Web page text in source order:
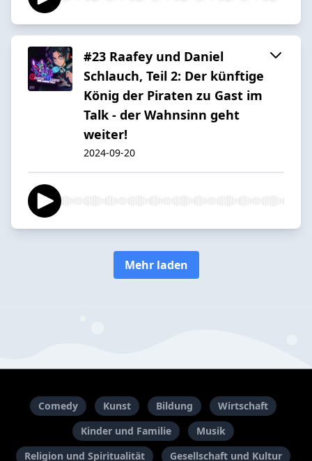
#23 Raafey und Daniel
Schlauch, Teil 2: Der künftige
König der Piraten zu Gast im
Talk - der Wahnsinn geht
weiter!
2024-09-20
Mehr laden
Comedy Kunst Bildung
Wirtschaft
Kinder und Familie
Musik
Religion und Spiritualität
Gesellschaft und Kultur